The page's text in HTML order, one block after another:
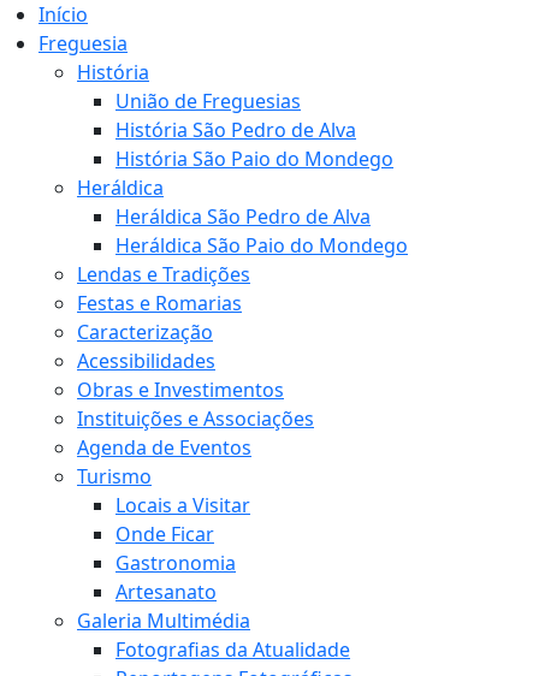
Início
Freguesia
História
União de Freguesias
História São Pedro de Alva
História São Paio do Mondego
Heráldica
Heráldica São Pedro de Alva
Heráldica São Paio do Mondego
Lendas e Tradições
Festas e Romarias
Caracterização
Acessibilidades
Obras e Investimentos
Instituições e Associações
Agenda de Eventos
Turismo
Locais a Visitar
Onde Ficar
Gastronomia
Artesanato
Galeria Multimédia
Fotografias da Atualidade